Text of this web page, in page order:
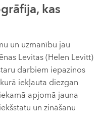
kas
un uzmanību jau
Levitas (Helen Levitt)
darbiem iepazinos
iekļauta diezgan
apjomā jauna
un zināšanu